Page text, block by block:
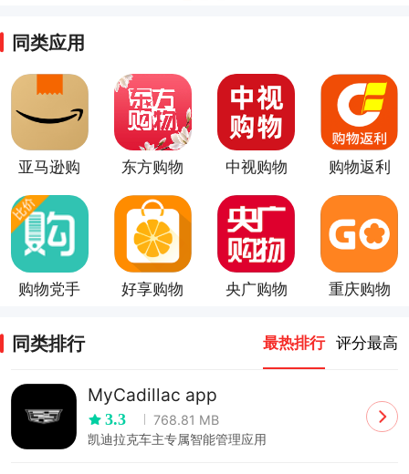
同类应用
亚马逊购
东方购物
中视购物
购物返利
购物党手
好享购物
央广购物
重庆购物
同类排行 最热排行 评分最高
MyCadillac app
3.3
768.81 MB
凯迪拉克车主专属智能管理应用